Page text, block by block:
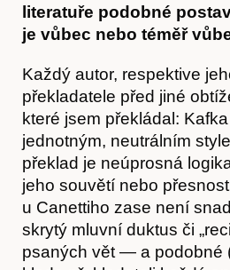
literatuře podobné
je vůbec nebo téměř
Každý autor, respektive
překladatele před jiné
které jsem překládal:
jednotným, neutrálním
překlad je neúprosná
jeho souvětí nebo
u Canettiho zase není
skrytý mluvní duktus či
psaných vět — a podobné